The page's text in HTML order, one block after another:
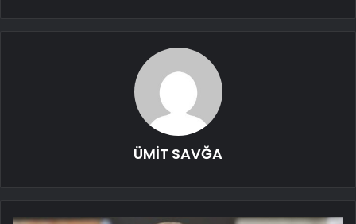
ÜMİT SAVĞA